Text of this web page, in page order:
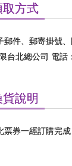
取方式
郵件、郵寄掛號
台北總公司 電話
說明
票券一經訂購完成